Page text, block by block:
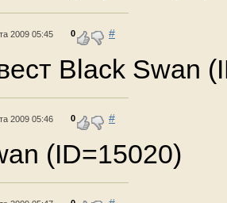
2009 05:45 0 #
Black Swan
2009 05:46 0 #
(ID=15020)